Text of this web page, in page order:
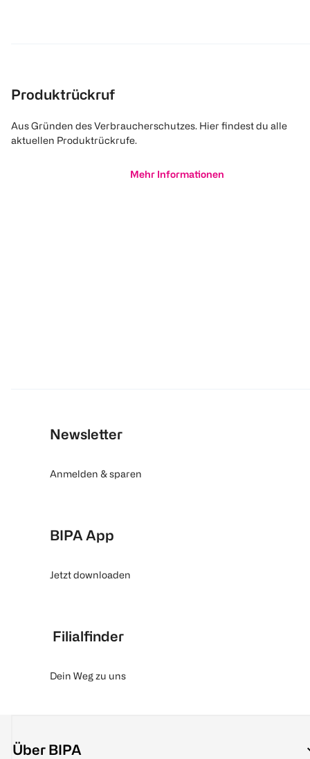
Produktrückruf
Aus Gründen des Verbraucherschutzes. Hier findest du alle
aktuellen Produktrückrufe.
Mehr Informationen
Newsletter
Anmelden & sparen
BIPA App
Jetzt downloaden
Filialfinder
Dein Weg zu uns
Über BIPA